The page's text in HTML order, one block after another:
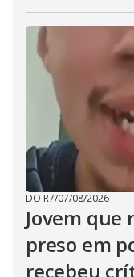
DO R7/07/08/2026
Jovem que
preso em
recebeu